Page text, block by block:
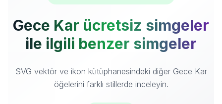
Gece Kar ücretsiz simgeler
ile ilgili benzer simgeler
SVG vektör ve ikon kütüphanesindeki diğer Gece Kar
öğelerini farklı stillerde inceleyin.